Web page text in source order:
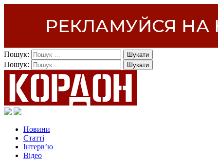
Пошук:
Пошук:
Новини
Статті
Інтерв’ю
Відео